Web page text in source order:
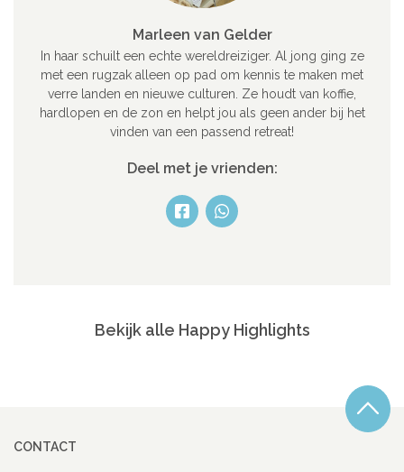
Marleen van Gelder
In haar schuilt een echte wereldreiziger. Al jong ging ze
met een rugzak alleen op pad om kennis te maken met
verre landen en nieuwe culturen. Ze houdt van koffie,
hardlopen en de zon en helpt jou als geen ander bij het
vinden van een passend retreat!
Deel met je vrienden:
Bekijk alle Happy Highlights
CONTACT